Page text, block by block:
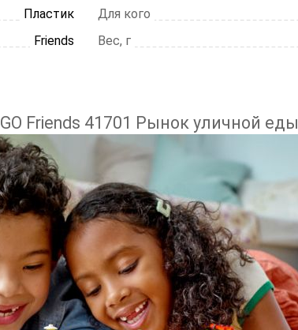
Пластик Для кого
Friends Вес, г
Friends 41701 Рынок уличной еды